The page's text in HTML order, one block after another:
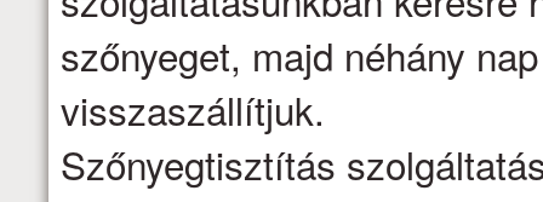
szőnyeget, majd néhány
visszaszállítjuk.
Szőnyegtisztítás